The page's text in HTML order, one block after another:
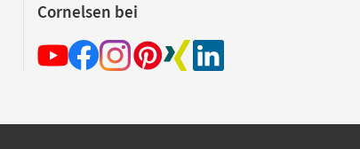
Cornelsen bei